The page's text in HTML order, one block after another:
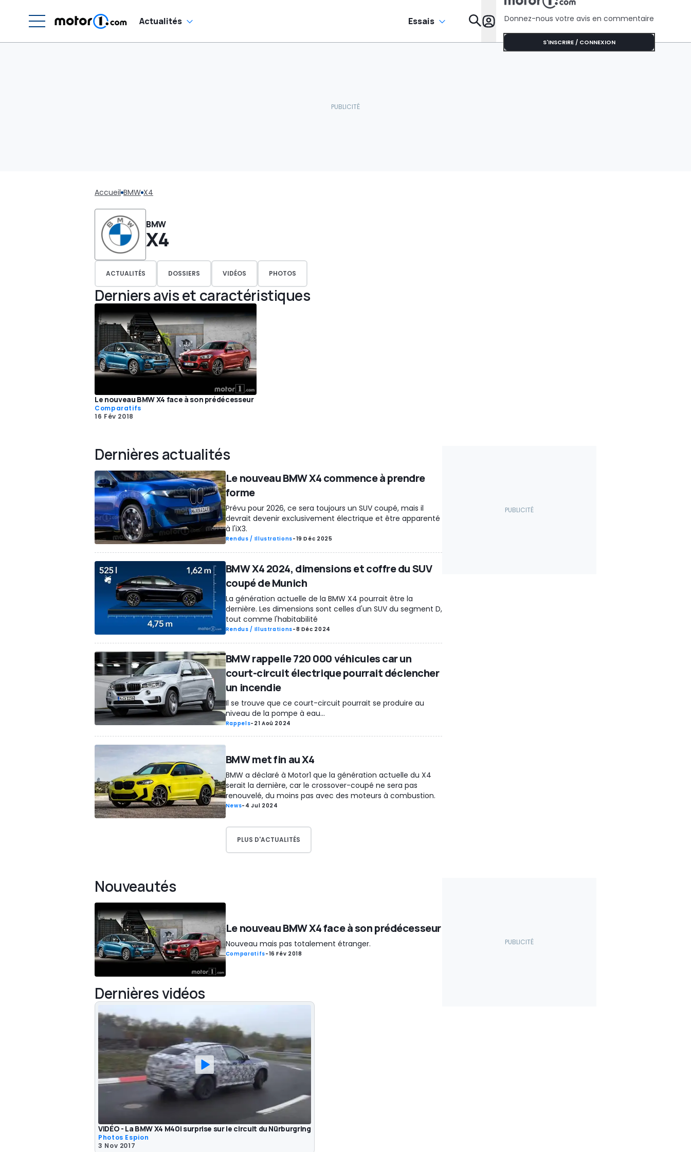
Actualités Essais Donnez-nous votre avis en commentaire
S'INSCRIRE / CONNEXION
Accueil BMW X4
BMW
X4
ACTUALITÉS DOSSIERS VIDÉOS PHOTOS
Derniers avis et caractéristiques
Le nouveau BMW X4 face à son prédécesseur
Comparatifs
16 Fév 2018
Dernières actualités
Le nouveau BMW X4 commence à prendre
forme
Prévu pour 2026, ce sera toujours un SUV coupé, mais il
devrait devenir exclusivement électrique et être apparenté
à l'iX3.
Rendus / Illustrations-19 Déc 2025
BMW X4 2024, dimensions et coffre du SUV
coupé de Munich
La génération actuelle de la BMW X4 pourrait être la
dernière. Les dimensions sont celles d'un SUV du segment D,
tout comme l'habitabilité
Rendus / Illustrations-8 Déc 2024
BMW rappelle 720 000 véhicules car un
court-circuit électrique pourrait déclencher
un incendie
Il se trouve que ce court-circuit pourrait se produire au
niveau de la pompe à eau...
Rappels- 21 Aoû 2024
BMW met fin au X4
BMW a déclaré à Motor1 que la génération actuelle du X4
serait la dernière, car le crossover-coupé ne sera pas
renouvelé, du moins pas avec des moteurs à combustion.
News- 4 Jul 2024
PLUS D'ACTUALITÉS
Nouveautés
Le nouveau BMW X4 face à son prédécesseur
Nouveau mais pas totalement étranger.
Comparatifs-16 Fév 2018
Dernières vidéos
VIDÉO - La BMW X4 M40i surprise sur le circuit du Nürburgring
Photos Espion
3 Nov 2017